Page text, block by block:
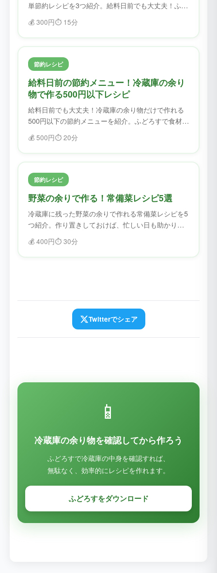
単節約レシピを3つ紹介。給料日前でも大丈夫！ふど
ろすで食材を無駄にせず、美味しく節約。
💰 300円⏱️ 15分
節約レシピ
給料日前の節約メニュー！冷蔵庫の余り
物で作る500円以下レシピ
給料日前でも大丈夫！冷蔵庫の余り物だけで作れる
500円以下の節約メニューを紹介。ふどろすで食材を
確認してから作れば、無駄なく節約できます。
💰 500円⏱️ 20分
節約レシピ
野菜の余りで作る！常備菜レシピ5選
冷蔵庫に残った野菜の余りで作れる常備菜レシピを5
つ紹介。作り置きしておけば、忙しい日も助かりま
💰 400円⏱️ 30分
Twitterでシェア
📱
冷蔵庫の余り物を確認してから作ろう
ふどろすで冷蔵庫の中身を確認すれば、
無駄なく、効率的にレシピを作れます。
ふどろすをダウンロード